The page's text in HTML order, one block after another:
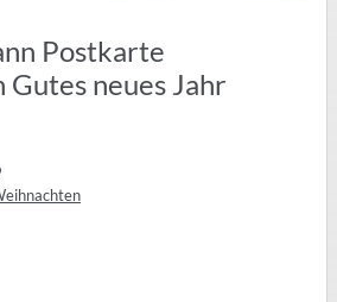
Postkarte
neues Jahr